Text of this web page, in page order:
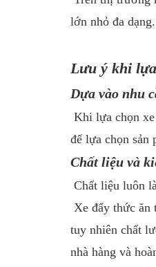
lớn nhỏ đa
Lưu ý khi
Dựa vào nhu
Khi lựa chọn
để lựa chọn sản
Chất liệu và
Chất liệu luôn
Xe đẩy thức ăn
tuy nhiên chất
nhà hàng và